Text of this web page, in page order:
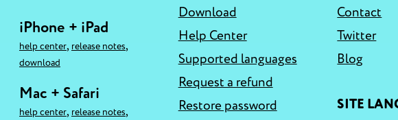
iPhone + iPad
help center, release notes,
download
Mac + Safari
help center, release notes,
Download
Help Center
Supported languages
Request a refund
Restore password
Contact
Twitter
Blog
SITE